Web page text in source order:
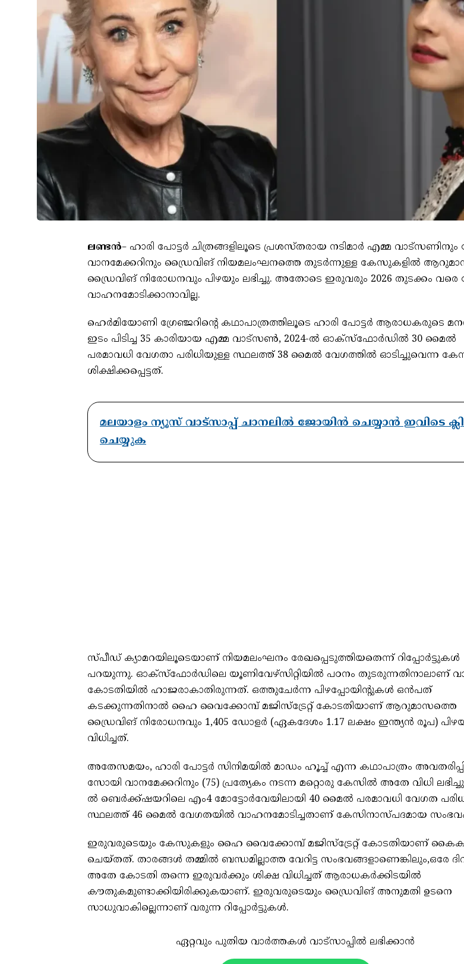
ലണ്ടൻ– ഹാരി പോട്ടർ ചിത്രങ്ങളിലൂടെ പ്രശസ്തരായ നടിമാർ എമ്മ
വാനമേക്കറിനും ഡ്രൈവിങ് നിയമലംഘനത്തെ തുടർന്നുള്ള കേസുകളിൽ
ഡ്രൈവിങ് നിരോധനവും പിഴയും ലഭിച്ചു. അതോടെ ഇരുവരും 2026 തുടക്കം
വാഹനമോടിക്കാനാവില്ല.
ഹെർമിയോണി ഗ്രേഞ്ജറിന്റെ കഥാപാത്രത്തിലൂടെ ഹാരി പോട്ടർ ആരാധകരുടെ
ഇടം പിടിച്ച 35 കാരിയായ എമ്മ വാട്സൺ, 2024-ൽ ഓക്‌സ്‌ഫോർഡിൽ 30 മൈൽ
പരമാവധി വേഗതാ പരിധിയുള്ള സ്ഥലത്ത് 38 മൈൽ വേഗത്തിൽ ഓടിച്ചുവെന്ന
ശിക്ഷിക്കപ്പെട്ടത്.
മലയാളം ന്യൂസ് വാട്സാപ്പ് ചാനലിൽ ജോയിൻ ചെയ്യാൻ ഇവിടെ
ചെയ്യുക
സ്പീഡ് ക്യാമറയിലൂടെയാണ് നിയമലംഘനം രേഖപ്പെടുത്തിയതെന്ന് റിപ്പോർട്ടുകൾ
പറയുന്നു. ഓക്‌സ്‌ഫോർഡിലെ യൂണിവേഴ്സിറ്റിയിൽ പഠനം തുടരുന്നതിനാലാണ്
കോടതിയിൽ ഹാജരാകാതിരുന്നത്. ഒത്തുചേർന്ന പിഴപ്പോയിന്റുകൾ ഒൻപത്
കടക്കുന്നതിനാൽ ഹൈ വൈക്കോമ്പ് മജിസ്ട്രേറ്റ് കോടതിയാണ് ആറുമാസത്തെ
ഡ്രൈവിങ് നിരോധനവും 1,405 ഡോളർ (ഏകദേശം 1.17 ലക്ഷം ഇന്ത്യൻ രൂപ)
വിധിച്ചത്.
അതേസമയം, ഹാരി പോട്ടർ സിനിമയിൽ മാഡം ഹൂച്ച് എന്ന കഥാപാത്രം
സോയി വാനമേക്കറിനും (75) പ്രത്യേകം നടന്ന മറ്റൊരു കേസിൽ അതേ വിധി ലഭിച്ചു.
ൽ ബെർക്ക്ഷയറിലെ എം4 മോട്ടോർവേയിലായി 40 മൈൽ പരമാവധി വേഗത
സ്ഥലത്ത് 46 മൈൽ വേഗതയിൽ വാഹനമോടിച്ചതാണ് കേസിനാസ്പദമായ
ഇരുവരുടെയും കേസുകളും ഹൈ വൈക്കോമ്പ് മജിസ്ട്രേറ്റ് കോടതിയാണ്
ചെയ്തത്. താരങ്ങൾ തമ്മിൽ ബന്ധമില്ലാത്ത വേറിട്ട സംഭവങ്ങളാണെങ്കിലും,ഒരേ
അതേ കോടതി തന്നെ ഇരുവർക്കും ശിക്ഷ വിധിച്ചത് ആരാധകർക്കിടയിൽ
കൗതുകമുണ്ടാക്കിയിരിക്കുകയാണ്. ഇരുവരുടെയും ഡ്രൈവിങ് അനുമതി ഉടനെ
സാധുവാകില്ലെന്നാണ് വരുന്ന റിപ്പോർട്ടുകൾ.
ഏറ്റവും പുതിയ വാർത്തകൾ വാട്സാപ്പിൽ ലഭിക്കാൻ